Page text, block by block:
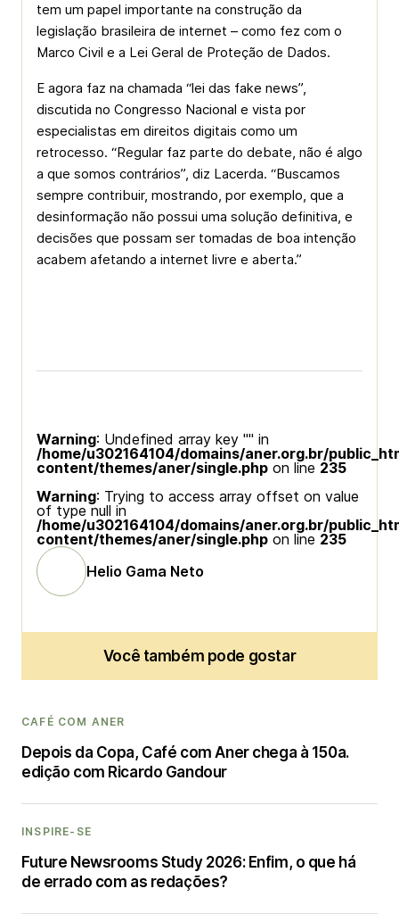
tem um papel importante na construção da
legislação brasileira de internet – como fez com o
Marco Civil e a Lei Geral de Proteção de Dados.
E agora faz na chamada “lei das fake news”,
discutida no Congresso Nacional e vista por
especialistas em direitos digitais como um
retrocesso. “Regular faz parte do debate, não é algo
a que somos contrários”, diz Lacerda. “Buscamos
sempre contribuir, mostrando, por exemplo, que a
desinformação não possui uma solução definitiva, e
decisões que possam ser tomadas de boa intenção
acabem afetando a internet livre e aberta.”
Warning: Undefined array key "" in
/home/u302164104/domains/aner.org.br/
content/themes/aner/single.php on line 235
Warning: Trying to access array offset on value
of type null in
/home/u302164104/domains/aner.org.br/
content/themes/aner/single.php on line 235
Helio Gama Neto
Você também pode gostar
CAFÉ COM ANER
Depois da Copa, Café com Aner chega à 150a.
edição com Ricardo Gandour
INSPIRE-SE
Future Newsrooms Study 2026: Enfim, o que há
de errado com as redações?